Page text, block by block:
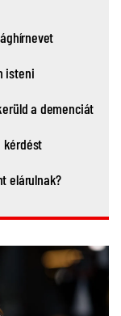
isteni
a demenciát
kérdést
elárulnak?